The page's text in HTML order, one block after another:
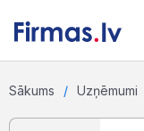
Sākums Uzņēmumi